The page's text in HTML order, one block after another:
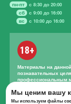
пн-пт
с 8:30 до 20:00
сб
с 9:00 до 16:00
вс
с 10:00 до 16:00
18+
Материалы на
познавательных
профессиональным
Правильное лечение
проводиться только
Мы ценим вашу
Мы используем файлы